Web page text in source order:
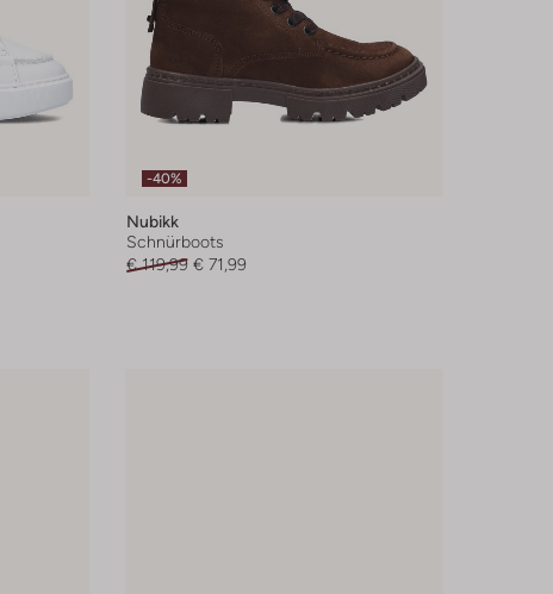
-40%
Nubikk
Schnürboots
€ 119,99 € 71,99